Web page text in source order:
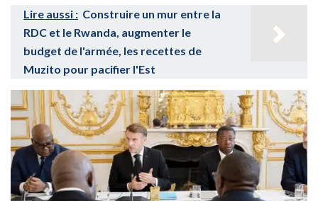
Lire aussi : Construire un mur entre la
RDC et le Rwanda, augmenter le
budget de l'armée, les recettes de
Muzito pour pacifier l'Est